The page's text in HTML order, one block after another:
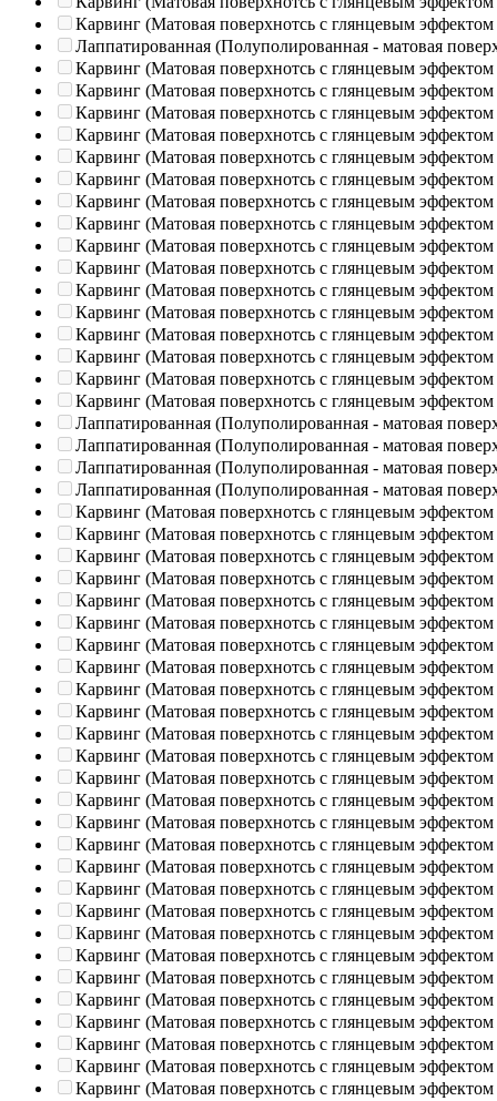
Карвинг (Матовая поверхнотсь с глянцевым эффектом
Лаппатированная (Полуполированная - матовая
Карвинг (Матовая поверхнотсь с глянцевым эффектом
Карвинг (Матовая поверхнотсь с глянцевым эффектом
Карвинг (Матовая поверхнотсь с глянцевым эффектом
Карвинг (Матовая поверхнотсь с глянцевым эффектом
Карвинг (Матовая поверхнотсь с глянцевым эффектом
Карвинг (Матовая поверхнотсь с глянцевым эффектом
Карвинг (Матовая поверхнотсь с глянцевым эффектом
Карвинг (Матовая поверхнотсь с глянцевым эффектом
Карвинг (Матовая поверхнотсь с глянцевым эффектом
Карвинг (Матовая поверхнотсь с глянцевым эффектом
Карвинг (Матовая поверхнотсь с глянцевым эффектом
Карвинг (Матовая поверхнотсь с глянцевым эффектом
Карвинг (Матовая поверхнотсь с глянцевым эффектом
Карвинг (Матовая поверхнотсь с глянцевым эффектом
Карвинг (Матовая поверхнотсь с глянцевым эффектом
Карвинг (Матовая поверхнотсь с глянцевым эффектом
Лаппатированная (Полуполированная - матовая
Лаппатированная (Полуполированная - матовая
Лаппатированная (Полуполированная - матовая
Лаппатированная (Полуполированная - матовая
Карвинг (Матовая поверхнотсь с глянцевым эффектом
Карвинг (Матовая поверхнотсь с глянцевым эффектом
Карвинг (Матовая поверхнотсь с глянцевым эффектом
Карвинг (Матовая поверхнотсь с глянцевым эффектом
Карвинг (Матовая поверхнотсь с глянцевым эффектом
Карвинг (Матовая поверхнотсь с глянцевым эффектом
Карвинг (Матовая поверхнотсь с глянцевым эффектом
Карвинг (Матовая поверхнотсь с глянцевым эффектом
Карвинг (Матовая поверхнотсь с глянцевым эффектом
Карвинг (Матовая поверхнотсь с глянцевым эффектом
Карвинг (Матовая поверхнотсь с глянцевым эффектом
Карвинг (Матовая поверхнотсь с глянцевым эффектом
Карвинг (Матовая поверхнотсь с глянцевым эффектом
Карвинг (Матовая поверхнотсь с глянцевым эффектом
Карвинг (Матовая поверхнотсь с глянцевым эффектом
Карвинг (Матовая поверхнотсь с глянцевым эффектом
Карвинг (Матовая поверхнотсь с глянцевым эффектом
Карвинг (Матовая поверхнотсь с глянцевым эффектом
Карвинг (Матовая поверхнотсь с глянцевым эффектом
Карвинг (Матовая поверхнотсь с глянцевым эффектом
Карвинг (Матовая поверхнотсь с глянцевым эффектом
Карвинг (Матовая поверхнотсь с глянцевым эффектом
Карвинг (Матовая поверхнотсь с глянцевым эффектом
Карвинг (Матовая поверхнотсь с глянцевым эффектом
Карвинг (Матовая поверхнотсь с глянцевым эффектом
Карвинг (Матовая поверхнотсь с глянцевым эффектом
Карвинг (Матовая поверхнотсь с глянцевым эффектом